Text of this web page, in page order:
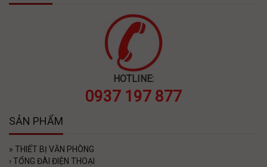
HOTLINE:
0937 197 877
SẢN PHẨM
» THIẾT BỊ VĂN PHÒNG
›TỔNG ĐÀI ĐIỆN THOẠI